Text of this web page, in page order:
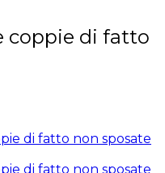
coppie di fatto
di fatto non sposate
di fatto non sposate